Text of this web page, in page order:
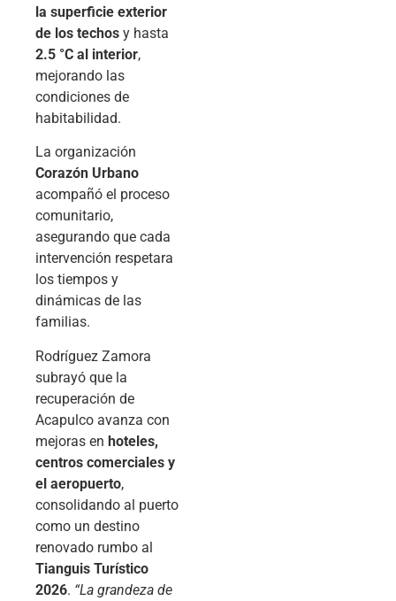
la superficie exterior
de los techos y hasta
2.5 °C al interior,
mejorando las
condiciones de
habitabilidad.
La organización
Corazón Urbano
acompañó el proceso
comunitario,
asegurando que cada
intervención respetara
los tiempos y
dinámicas de las
familias.
Rodríguez Zamora
subrayó que la
recuperación de
Acapulco avanza con
mejoras en hoteles,
centros comerciales y
el aeropuerto,
consolidando al puerto
como un destino
renovado rumbo al
Tianguis Turístico
2026. “La grandeza de